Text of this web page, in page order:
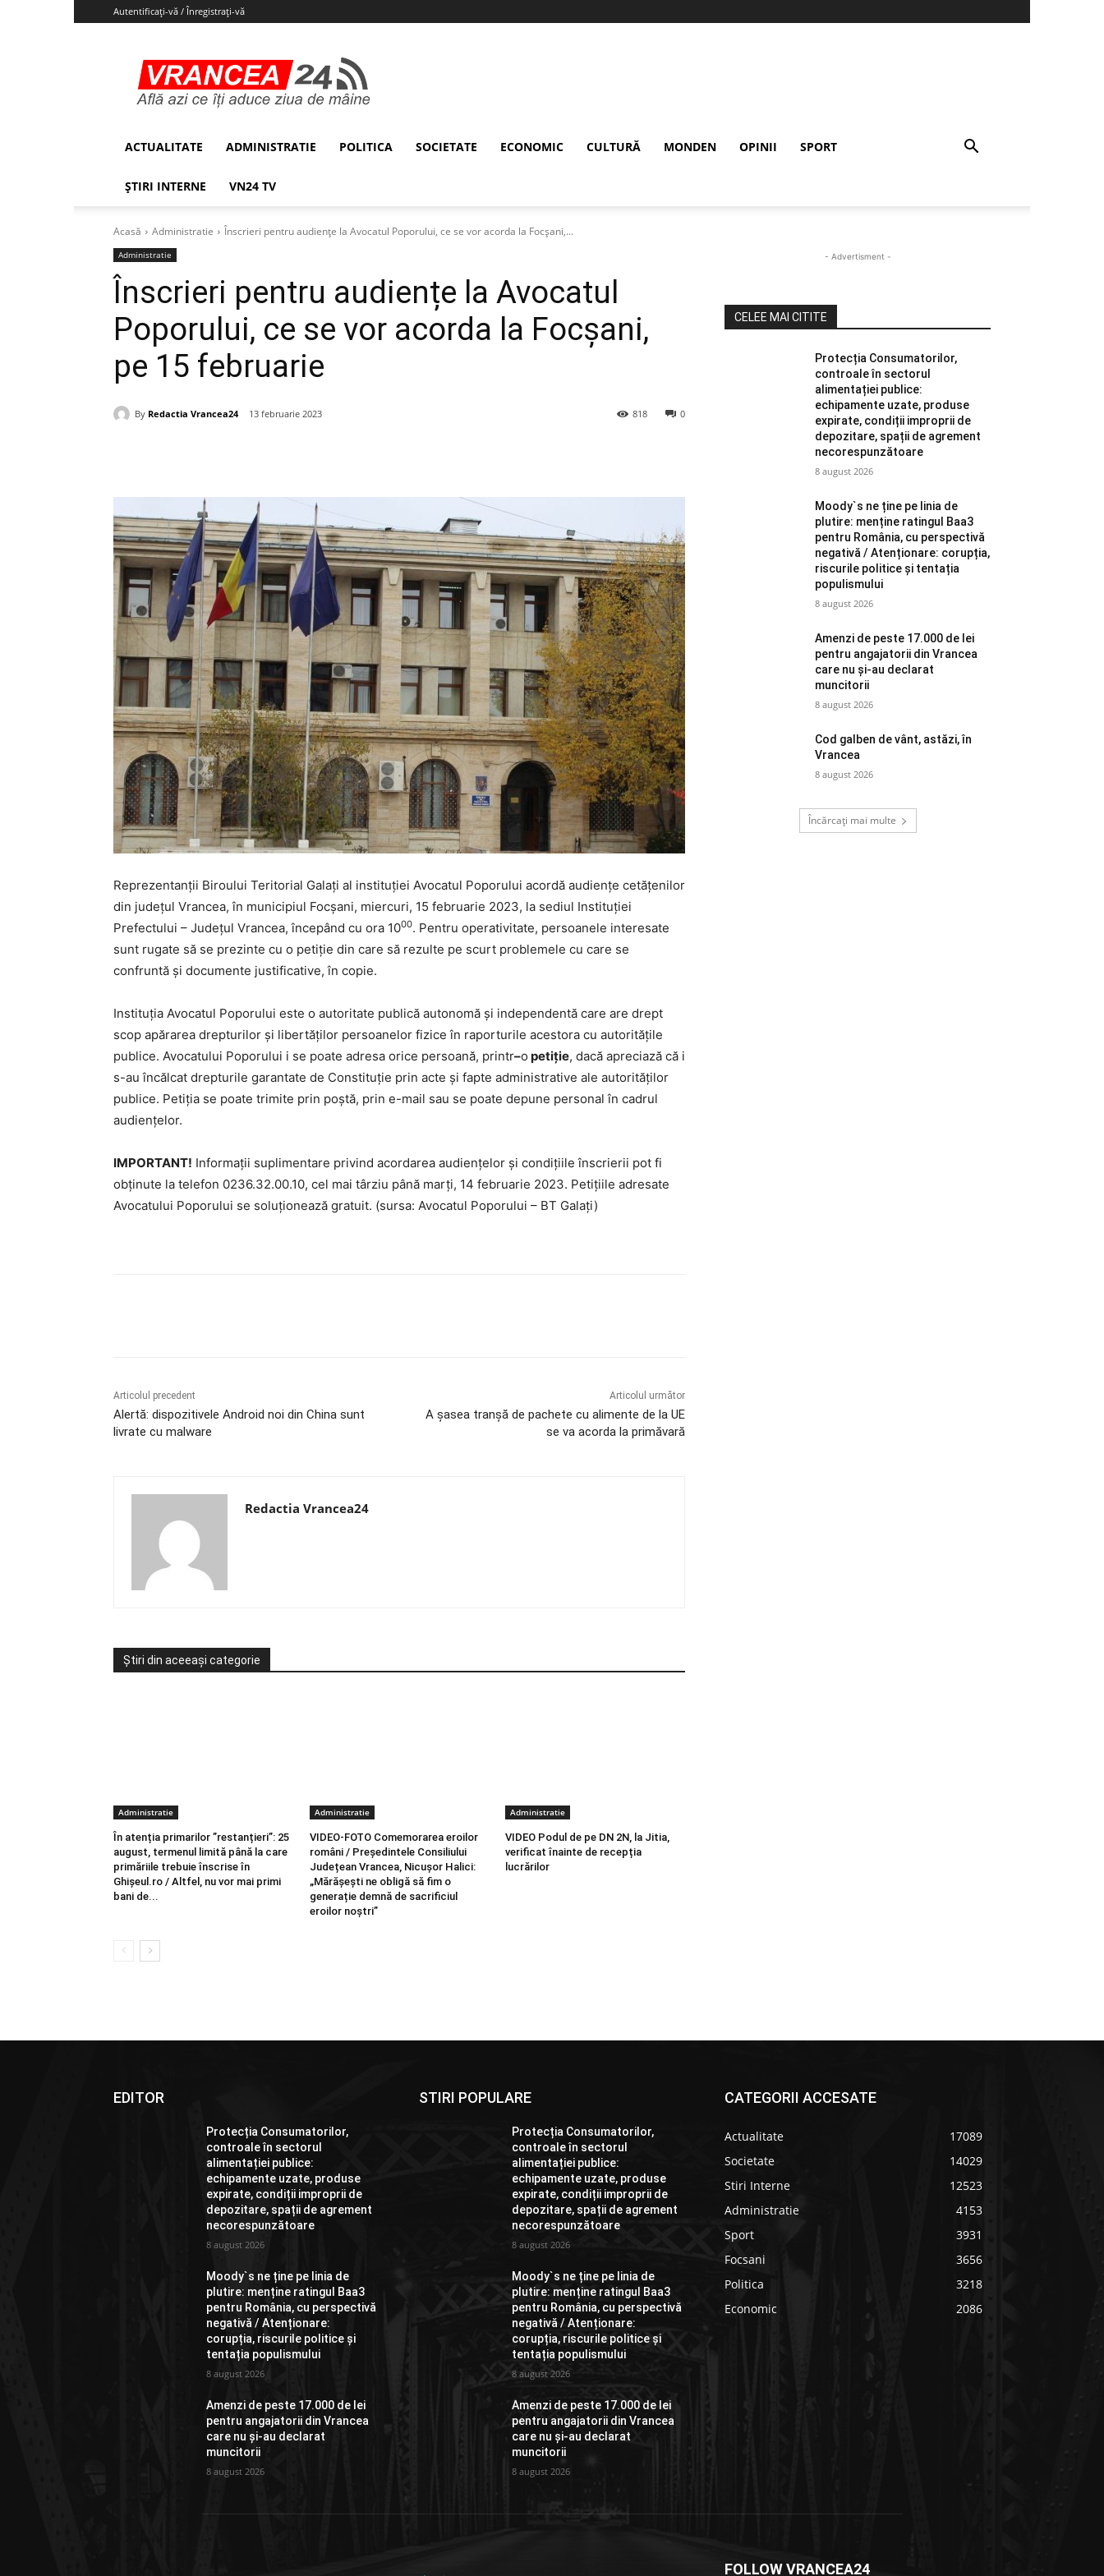
Autentificați-vă / Înregistrați-vă
ACTUALITATE ADMINISTRATIE POLITICA SOCIETATE ECONOMIC CULTURĂ MONDEN OPINII SPORT
ȘTIRI INTERNE VN24 TV
Acasă Administratie Înscrieri pentru audiențe la Avocatul Poporului, ce se vor acorda la Focșani,...
Administratie
Înscrieri pentru audiențe la Avocatul
Poporului, ce se vor acorda la Focșani,
pe 15 februarie
By Redactia Vrancea24 13 februarie 2023 0
818
Reprezentanții Biroului Teritorial Galaţi al instituţiei Avocatul Poporului acordă audiențe cetățenilor
din județul Vrancea, în municipiul Focșani, miercuri, 15 februarie 2023, la sediul Instituţiei
Prefectului – Județul Vrancea, începând cu ora 1000. Pentru operativitate, persoanele interesate
sunt rugate să se prezinte cu o petiție din care să rezulte pe scurt problemele cu care se
confruntă şi documente justificative, în copie.
Instituția Avocatul Poporului este o autoritate publică autonomă şi independentă care are drept
scop apărarea drepturilor şi libertăților persoanelor fizice în raporturile acestora cu autoritățile
publice. Avocatului Poporului i se poate adresa orice persoană, printr–o petiție, dacă apreciază că i
s-au încălcat drepturile garantate de Constituţie prin acte şi fapte administrative ale autorităților
publice. Petiția se poate trimite prin poştă, prin e-mail sau se poate depune personal în cadrul
audiențelor.
IMPORTANT! Informații suplimentare privind acordarea audiențelor şi condițiile înscrierii pot fi
obținute la telefon 0236.32.00.10, cel mai târziu până marți, 14 februarie 2023. Petiţiile adresate
Avocatului Poporului se soluționează gratuit. (sursa: Avocatul Poporului – BT Galați)
Articolul precedent
Alertă: dispozitivele Android noi din China sunt
livrate cu malware
Articolul următor
A șasea tranșă de pachete cu alimente de la UE
se va acorda la primăvară
Redactia Vrancea24
Știri din aceeași categorie
Administratie
În atenția primarilor ”restanțieri”: 25
august, termenul limită până la care
primăriile trebuie înscrise în
Ghișeul.ro / Altfel, nu vor mai primi
bani de...
Administratie
VIDEO-FOTO Comemorarea eroilor
români / Președintele Consiliului
Județean Vrancea, Nicușor Halici:
„Mărășești ne obligă să fim o
generație demnă de sacrificiul
eroilor noștri”
Administratie
VIDEO Podul de pe DN 2N, la Jitia,
verificat înainte de recepția
lucrărilor
- Advertisment -
CELEE MAI CITITE
Protecția Consumatorilor,
controale în sectorul
alimentației publice:
echipamente uzate, produse
expirate, condiții improprii de
depozitare, spații de agrement
necorespunzătoare
8 august 2026
Moody`s ne ține pe linia de
plutire: menține ratingul Baa3
pentru România, cu perspectivă
negativă / Atenționare: corupția,
riscurile politice și tentația
populismului
8 august 2026
Amenzi de peste 17.000 de lei
pentru angajatorii din Vrancea
care nu și-au declarat
muncitorii
8 august 2026
Cod galben de vânt, astăzi, în
Vrancea
8 august 2026
Încărcați mai multe
EDITOR
Protecția Consumatorilor,
controale în sectorul
alimentației publice:
echipamente uzate, produse
expirate, condiții improprii de
depozitare, spații de agrement
necorespunzătoare
8 august 2026
Moody`s ne ține pe linia de
plutire: menține ratingul Baa3
pentru România, cu perspectivă
negativă / Atenționare:
corupția, riscurile politice și
tentația populismului
8 august 2026
Amenzi de peste 17.000 de lei
pentru angajatorii din Vrancea
care nu și-au declarat
muncitorii
8 august 2026
STIRI POPULARE
Protecția Consumatorilor,
controale în sectorul
alimentației publice:
echipamente uzate, produse
expirate, condiții improprii de
depozitare, spații de agrement
necorespunzătoare
8 august 2026
Moody`s ne ține pe linia de
plutire: menține ratingul Baa3
pentru România, cu perspectivă
negativă / Atenționare:
corupția, riscurile politice și
tentația populismului
8 august 2026
Amenzi de peste 17.000 de lei
pentru angajatorii din Vrancea
care nu și-au declarat
muncitorii
8 august 2026
CATEGORII ACCESATE
Actualitate
17089
Societate
14029
Stiri Interne
12523
Administratie
4153
Sport
3931
Focsani
3656
Politica
3218
Economic
2086
FOLLOW VRANCEA24